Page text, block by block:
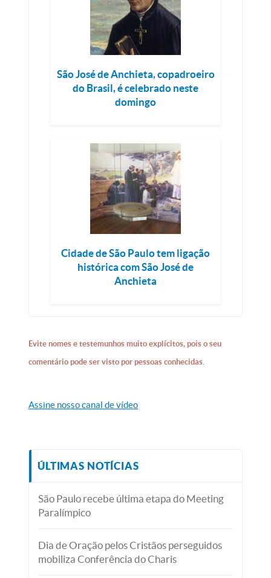
São José de Anchieta, copadroeiro
do Brasil, é celebrado neste
domingo
Cidade de São Paulo tem ligação
histórica com São José de
Anchieta
Evite nomes e testemunhos muito explícitos, pois o seu
comentário pode ser visto por pessoas conhecidas.
Assine nosso canal de vídeo
ÚLTIMAS NOTÍCIAS
São Paulo recebe última etapa do Meeting
Paralímpico
Dia de Oração pelos Cristãos perseguidos
mobiliza Conferência do Charis